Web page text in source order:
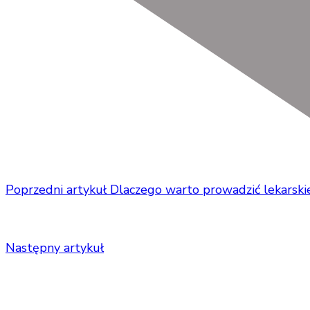
Poprzedni artykuł Dlaczego warto prowadzić
Następny artykuł